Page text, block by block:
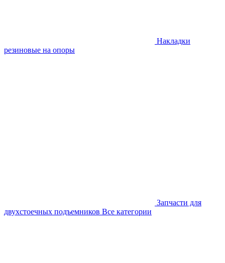
Накладки
резиновые на опоры
Запчасти для
двухстоечных подъемников Все категории